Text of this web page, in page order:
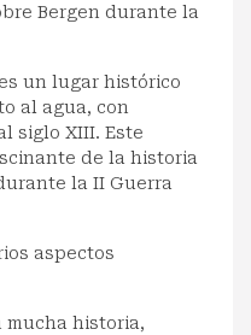
Bergen durante la
es un lugar histórico
al agua, con
siglo XIII. Este
de la historia
la II Guerra
aspectos
mucha historia,